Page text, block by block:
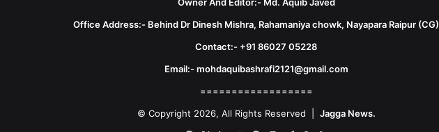
Office Address:- Behind Dr Dinesh Mishra, Rahamaniya chowk, Nayapara Raipur (CG)
Contact:- +91 86027 05228
Email:- mohdaquibashrafi2121@gmail.com
==================
© Copyright 2026, All Rights Reserved | Jagga News.